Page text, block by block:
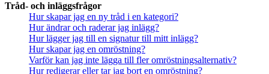
Tråd- och inläggsfrågor
Hur skapar jag en ny tråd i en kategori?
Hur ändrar och raderar jag inlägg?
Hur lägger jag till en signatur till mitt inlägg?
Hur skapar jag en omröstning?
Varför kan jag inte lägga till fler omröstningsalternativ?
Hur redigerar eller tar jag bort en omröstning?